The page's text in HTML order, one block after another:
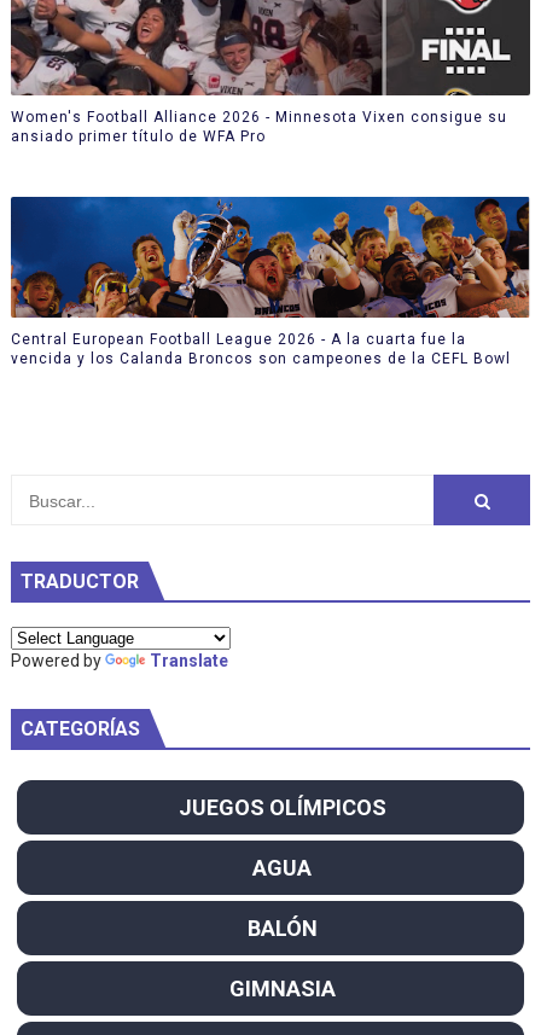
Women's Football Alliance 2026 - Minnesota Vixen consigue su
ansiado primer título de WFA Pro
Central European Football League 2026 - A la cuarta fue la
vencida y los Calanda Broncos son campeones de la CEFL Bowl
TRADUCTOR
Powered by Translate
CATEGORÍAS
JUEGOS OLÍMPICOS
AGUA
BALÓN
GIMNASIA